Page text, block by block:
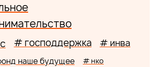
# господдержка # инва
наше будущее # нко